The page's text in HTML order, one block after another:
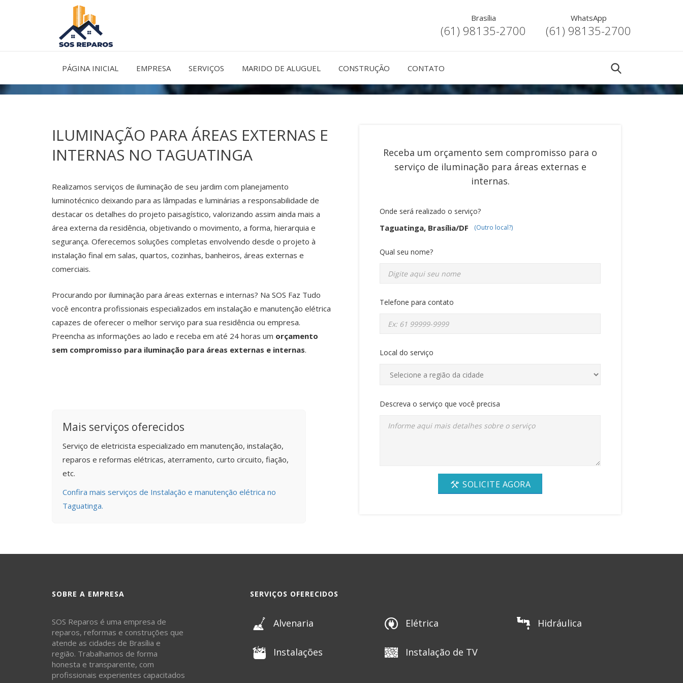
Brasília
(61) 98135-2700
WhatsApp
(61) 98135-2700
PÁGINA INICIAL EMPRESA SERVIÇOS MARIDO DE ALUGUEL CONSTRUÇÃO CONTATO
ILUMINAÇÃO PARA ÁREAS EXTERNAS E
INTERNAS NO TAGUATINGA
Realizamos serviços de iluminação de seu jardim com planejamento
luminotécnico deixando para as lâmpadas e luminárias a responsabilidade de
destacar os detalhes do projeto paisagístico, valorizando assim ainda mais a
área externa da residência, objetivando o movimento, a forma, hierarquia e
segurança. Oferecemos soluções completas envolvendo desde o projeto à
instalação final em salas, quartos, cozinhas, banheiros, áreas externas e
comerciais.
Procurando por iluminação para áreas externas e internas? Na SOS Faz Tudo
você encontra profissionais especializados em instalação e manutenção elétrica
capazes de oferecer o melhor serviço para sua residência ou empresa.
Preencha as informações ao lado e receba em até 24 horas um orçamento
sem compromisso para iluminação para áreas externas e internas.
Mais serviços oferecidos
Serviço de eletricista especializado em manutenção, instalação,
reparos e reformas elétricas, aterramento, curto circuito, fiação,
etc.
Confira mais serviços de Instalação e manutenção elétrica no
Taguatinga.
Receba um orçamento sem compromisso para o
serviço de iluminação para áreas externas e
internas.
Onde será realizado o serviço?
Taguatinga, Brasília/DF (Outro local?)
Qual seu nome?
Telefone para contato
Local do serviço
Descreva o serviço que você precisa
SOLICITE AGORA
SOBRE A EMPRESA
SOS Reparos é uma empresa de
reparos, reformas e construções que
atende as cidades de Brasília e
região. Trabalhamos de forma
honesta e transparente, com
profissionais experientes capacitados
SERVIÇOS OFERECIDOS
Alvenaria
Instalações
Elétrica
Instalação de TV
Hidráulica